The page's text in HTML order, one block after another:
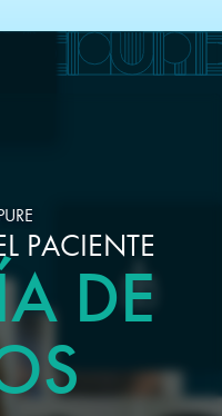
PACIENTE
DE